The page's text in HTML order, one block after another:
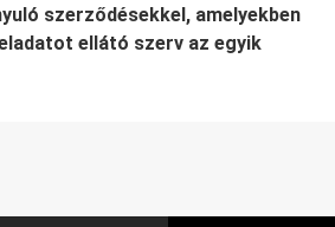
szerződésekkel, amelyekben
ellátó szerv az egyik